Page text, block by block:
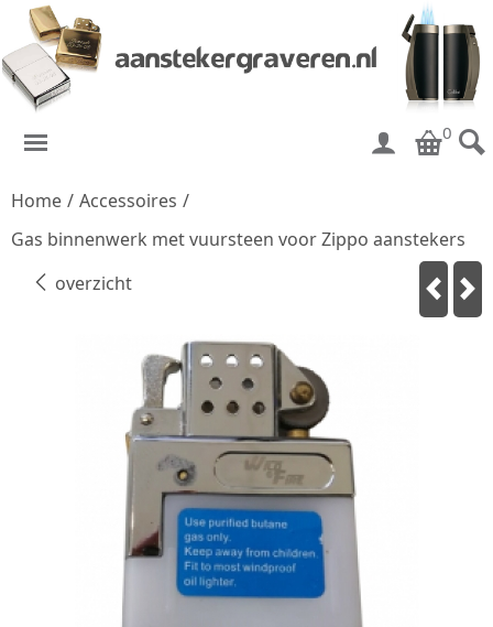
0
Home / Accessoires /
Gas binnenwerk met vuursteen voor Zippo aanstekers
overzicht